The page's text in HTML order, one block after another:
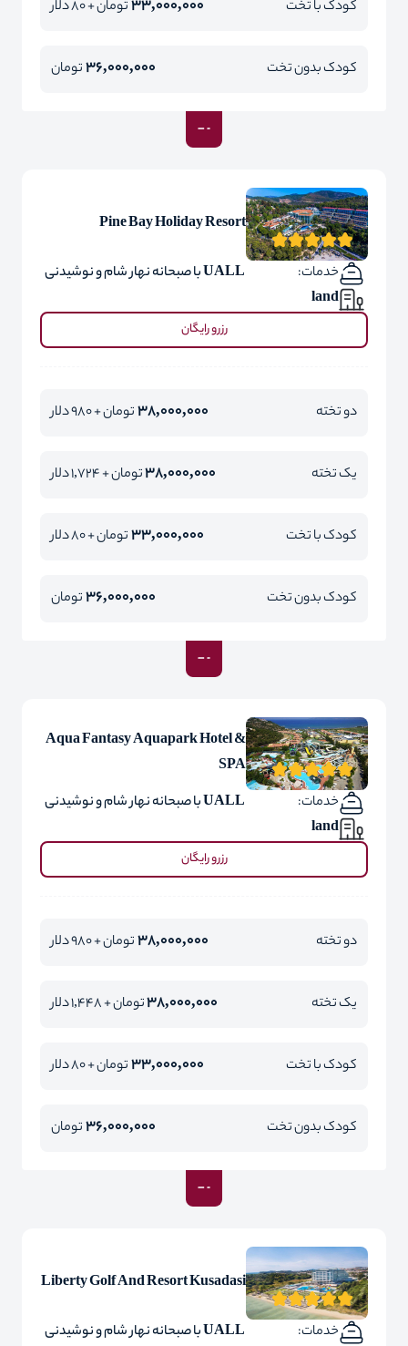
کودک با تخت 33,000,000تومان + 80 دلار
کودک بدون تخت 36,000,000تومان
Pine Bay Holiday Resort
خدمات:
UALL با صبحانه نهار شام و نوشیدنی
land
رزرو رایگان
دو تخته 38,000,000تومان + 980 دلار
یک تخته 38,000,000تومان + 1,724 دلار
کودک با تخت 33,000,000تومان + 80 دلار
کودک بدون تخت 36,000,000تومان
Aqua Fantasy Aquapark Hotel &
SPA
خدمات:
UALL با صبحانه نهار شام و نوشیدنی
land
رزرو رایگان
دو تخته 38,000,000تومان + 980 دلار
یک تخته 38,000,000تومان + 1,448 دلار
کودک با تخت 33,000,000تومان + 80 دلار
کودک بدون تخت 36,000,000تومان
Liberty Golf And Resort Kusadasi
خدمات:
UALL با صبحانه نهار شام و نوشیدنی